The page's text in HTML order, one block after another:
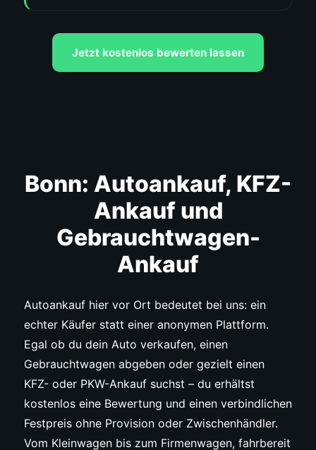
Jetzt kostenlos bewerten lassen
Bonn: Autoankauf, KFZ-
Ankauf und
Gebrauchtwagen-
Ankauf
Autoankauf hier vor Ort bedeutet bei uns: ein
echter Käufer statt einer anonymen Plattform.
Egal ob du dein Auto verkaufen, einen
Gebrauchtwagen abgeben oder gezielt einen
KFZ- oder PKW-Ankauf suchst – du erhältst
kostenlos eine Bewertung und einen verbindlichen
Festpreis ohne Provision oder Zwischenhändler.
Vom Kleinwagen bis zum Firmenwagen, fahrbereit